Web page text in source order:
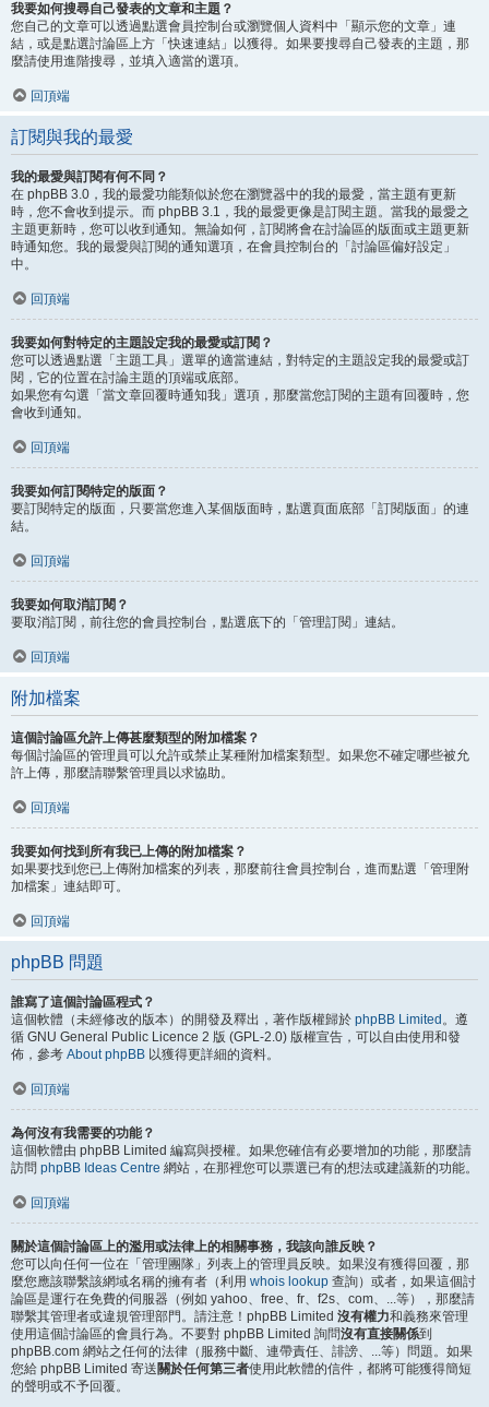
我要如何搜尋自己發表的文章和主題？
您自己的文章可以透過點選會員控制台或瀏覽個人資料中「顯示您的文章」連
結，或是點選討論區上方「快速連結」以獲得。如果要搜尋自己發表的主題，那
麼請使用進階搜尋，並填入適當的選項。
回頂端
訂閱與我的最愛
我的最愛與訂閱有何不同？
在 phpBB 3.0，我的最愛功能類似於您在瀏覽器中的我的最愛，當主題有更新
時，您不會收到提示。而 phpBB 3.1，我的最愛更像是訂閱主題。當我的最愛之
主題更新時，您可以收到通知。無論如何，訂閱將會在討論區的版面或主題更新
時通知您。我的最愛與訂閱的通知選項，在會員控制台的「討論區偏好設定」
中。
回頂端
我要如何對特定的主題設定我的最愛或訂閱？
您可以透過點選「主題工具」選單的適當連結，對特定的主題設定我的最愛或訂
閱，它的位置在討論主題的頂端或底部。
如果您有勾選「當文章回覆時通知我」選項，那麼當您訂閱的主題有回覆時，您
會收到通知。
回頂端
我要如何訂閱特定的版面？
要訂閱特定的版面，只要當您進入某個版面時，點選頁面底部「訂閱版面」的連
結。
回頂端
我要如何取消訂閱？
要取消訂閱，前往您的會員控制台，點選底下的「管理訂閱」連結。
回頂端
附加檔案
這個討論區允許上傳甚麼類型的附加檔案？
每個討論區的管理員可以允許或禁止某種附加檔案類型。如果您不確定哪些被允
許上傳，那麼請聯繫管理員以求協助。
回頂端
我要如何找到所有我已上傳的附加檔案？
如果要找到您已上傳附加檔案的列表，那麼前往會員控制台，進而點選「管理附
加檔案」連結即可。
回頂端
phpBB 問題
誰寫了這個討論區程式？
這個軟體（未經修改的版本）的開發及釋出，著作版權歸於 phpBB Limited 。遵
循 GNU General Public Licence 2 版 (GPL-2.0) 版權宣告，可以自由使用和發
佈，參考 About phpBB 以獲得更詳細的資料。
回頂端
為何沒有我需要的功能？
這個軟體由 phpBB Limited 編寫與授權。如果您確信有必要增加的功能，那麼請
訪問 phpBB Ideas Centre 網站，在那裡您可以票選已有的想法或建議新的功能。
回頂端
關於這個討論區上的濫用或法律上的相關事務，我該向誰反映？
您可以向任何一位在「管理團隊」列表上的管理員反映。如果沒有獲得回覆，那
麼您應該聯繫該網域名稱的擁有者（利用 whois lookup 查詢）或者，如果這個討
論區是運行在免費的伺服器（例如 yahoo、free、fr、f2s、com、...等），那麼請
聯繫其管理者或違規管理部門。請注意！phpBB Limited 沒有權力和義務來管理
使用這個討論區的會員行為。不要對 phpBB Limited 詢問沒有直接關係到
phpBB.com 網站之任何的法律（服務中斷、連帶責任、誹謗、...等）問題。如果
您給 phpBB Limited 寄送關於任何第三者使用此軟體的信件，都將可能獲得簡短
的聲明或不予回覆。